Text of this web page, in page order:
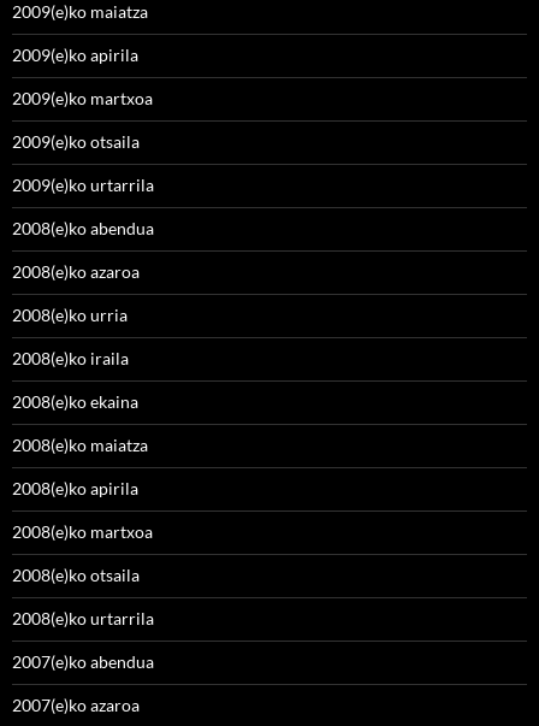
2009(e)ko maiatza
2009(e)ko apirila
2009(e)ko martxoa
2009(e)ko otsaila
2009(e)ko urtarrila
2008(e)ko abendua
2008(e)ko azaroa
2008(e)ko urria
2008(e)ko iraila
2008(e)ko ekaina
2008(e)ko maiatza
2008(e)ko apirila
2008(e)ko martxoa
2008(e)ko otsaila
2008(e)ko urtarrila
2007(e)ko abendua
2007(e)ko azaroa